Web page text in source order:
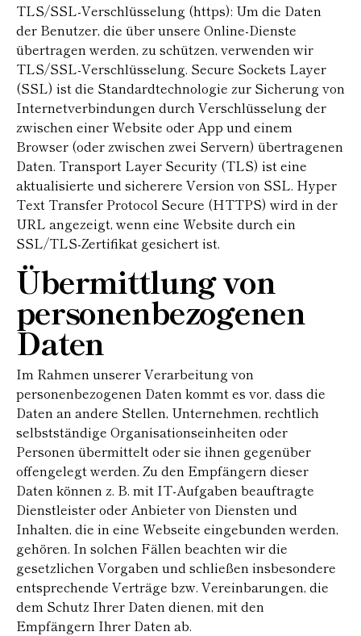
TLS/SSL-Verschlüsselung (https): Um die Daten
der Benutzer, die über unsere Online-Dienste
übertragen werden, zu schützen, verwenden wir
TLS/SSL-Verschlüsselung. Secure Sockets Layer
(SSL) ist die Standardtechnologie zur Sicherung von
Internetverbindungen durch Verschlüsselung der
zwischen einer Website oder App und einem
Browser (oder zwischen zwei Servern) übertragenen
Daten. Transport Layer Security (TLS) ist eine
aktualisierte und sicherere Version von SSL. Hyper
Text Transfer Protocol Secure (HTTPS) wird in der
URL angezeigt, wenn eine Website durch ein
SSL/TLS-Zertifikat gesichert ist.
Übermittlung von
personenbezogenen
Daten
Im Rahmen unserer Verarbeitung von
personenbezogenen Daten kommt es vor, dass die
Daten an andere Stellen, Unternehmen, rechtlich
selbstständige Organisationseinheiten oder
Personen übermittelt oder sie ihnen gegenüber
offengelegt werden. Zu den Empfängern dieser
Daten können z. B. mit IT-Aufgaben beauftragte
Dienstleister oder Anbieter von Diensten und
Inhalten, die in eine Webseite eingebunden werden,
gehören. In solchen Fällen beachten wir die
gesetzlichen Vorgaben und schließen insbesondere
entsprechende Verträge bzw. Vereinbarungen, die
dem Schutz Ihrer Daten dienen, mit den
Empfängern Ihrer Daten ab.